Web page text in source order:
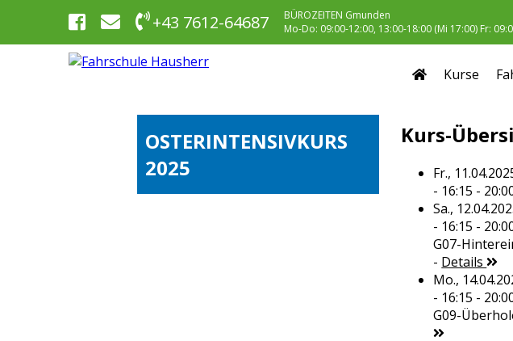
+43 7612-64687
BÜROZEITEN Gmunden
Mo-Do: 09:00-12:00, 13:00-18:00 (Mi 17:00) Fr:
Kurse
OSTERINTENSIVKURS
2025
Kurs-
Fr.,
- 16:15 -
Sa.,
- 16:15 -
G07-
- Details
Mo.,
- 16:15 -
G09-